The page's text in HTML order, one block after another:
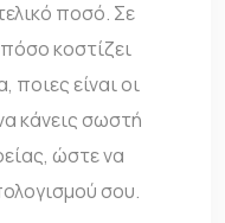
ποσό. Σε
κοστίζει
ποιες είναι οι
κάνεις σωστή
, ώστε να
σου.